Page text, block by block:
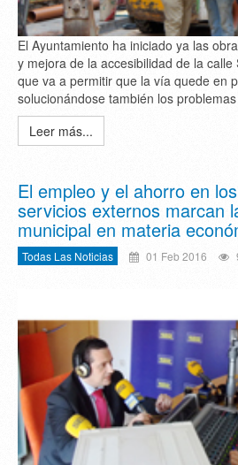
El Ayuntamiento ha iniciado ya las
y mejora de la accesibilidad de la
que va a permitir que la vía quede en
solucionándose también los
Leer más...
El empleo y el ahorro en
servicios externos marcan
municipal en materia
Todas Las Noticias 01 Feb 2016